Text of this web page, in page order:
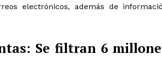
electrónicos, además de
Se filtran 6